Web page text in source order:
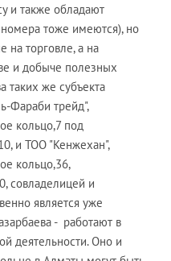
и также обладают
тоже имеются), но
на торговле, а на
и добыче полезных
же субъекта
Фараби трейд",
кольцо,7 под
и ТОО "Кенжехан",
кольцо,36,
совладелицей и
является уже
- работают в
деятельности. Оно и